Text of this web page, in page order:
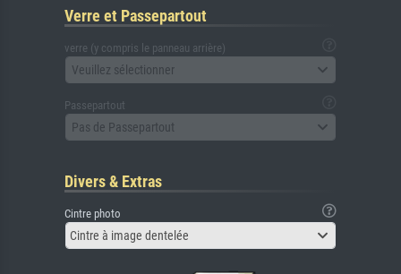
Verre et Passepartout
verre (y compris le panneau arrière)
Veuillez sélectionner
Passepartout
Pas de Passepartout
Divers & Extras
Cintre photo
Cintre à image dentelée